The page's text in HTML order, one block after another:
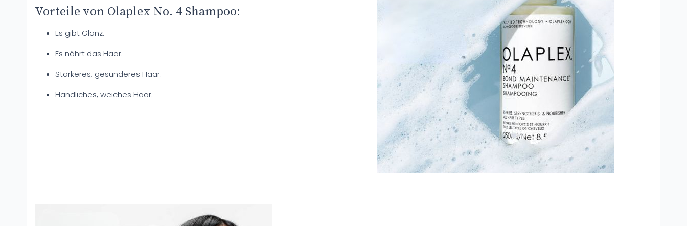
Vorteile von Olaplex No. 4 Shampoo:
Es gibt Glanz.
Es nährt das Haar.
Stärkeres, gesünderes Haar.
Handliches, weiches Haar.